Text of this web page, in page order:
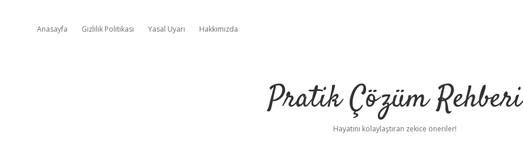
Anasayfa Gizlilik Politikası Yasal Uyarı Hakkımızda
Pratik Çözüm Rehberi
Hayatını kolaylaştıran zekice öneriler!